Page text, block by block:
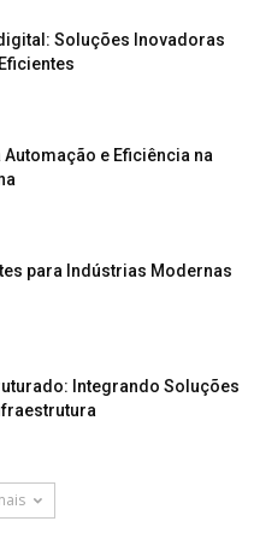
Soluções Inovadoras
e Eficiência na
para Indústrias Modernas
Integrando Soluções